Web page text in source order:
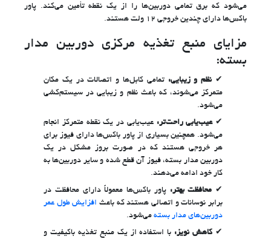
می‌شود که برق تمامی دوربین‌ها را از یک نقطه تأمین می‌کند. پاور
باکس‌ها دارای چندین خروجی ۱۲ ولت هستند.
مزایای منبع تغذیه مرکزی دوربین مدار
بسته:
نظم و زیبایی: تمامی کابل‌ها و اتصالات در یک مکان
متمرکز می‌شوند، که باعث نظم و زیبایی در سیستم‌کشی
می‌شود.
عیب‌یابی راحت‌تر: عیب‌یابی در یک نقطه متمرکز انجام
می‌شود. همچنین بسیاری از پاور باکس‌ها دارای فیوز برای
هر خروجی هستند که در صورت بروز مشکل در یک
دوربین مدار بسته، فیوز آن قطع شده و سایر دوربین‌ها به
کار خود ادامه می‌دهند.
محافظت بهتر: پاور باکس‌ها معمولاً دارای محافظت در
برابر نوسانات و اتصالی هستند که باعث افزایش طول عمر
دوربین‌های مدار بسته می‌شود.
کاهش نویز: با استفاده از یک منبع تغذیه باکیفیت و